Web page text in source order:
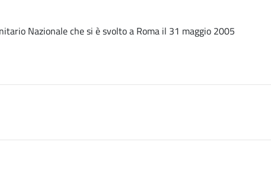
Nazionale che si è svolto a Roma il 31 maggio 2005